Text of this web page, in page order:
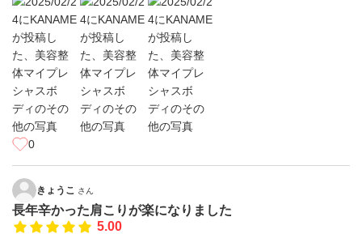
0
きょうこ さん
長年辛かった肩こりが楽になりました
5.00